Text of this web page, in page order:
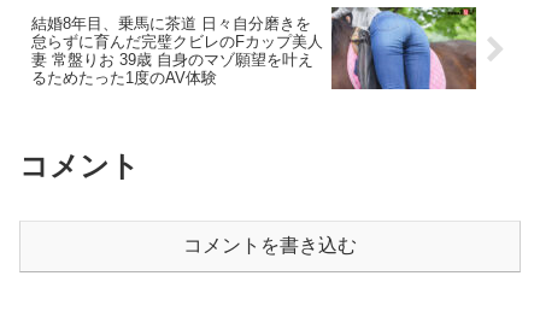
結婚8年目、乗馬に茶道 日々自分磨きを
怠らずに育んだ完璧クビレのFカップ美人
妻 常盤りお 39歳 自身のマゾ願望を叶え
るためたった1度のAV体験
コメント
コメントを書き込む